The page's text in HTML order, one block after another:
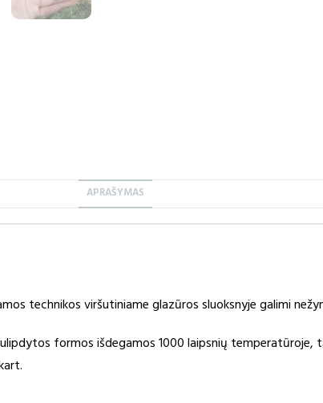
APRAŠYMAS
technikos viršutiniame glazūros sluoksnyje galimi
formos išdegamos 1000 laipsnių temperatūroje,